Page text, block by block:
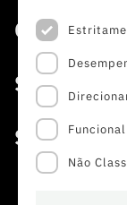
Prémios
Notas de
Subscrever
Subscrever
Agenda
Publicações
Concursos
Concursos
Concursos
Concursos
Calendarização
Serviços
Serviços
Arquivo,
Acesso a dados
Sobre
A FCT
Não